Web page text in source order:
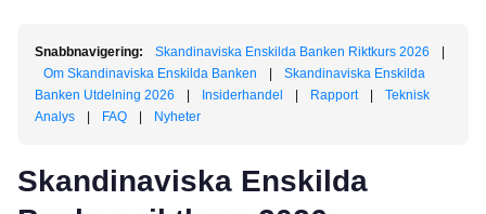
Snabbnavigering: Skandinaviska Enskilda Banken Riktkurs 2026
Om Skandinaviska Enskilda Banken
Skandinaviska Enskilda
Banken Utdelning 2026
Insiderhandel Rapport
Teknisk
Analys
FAQ Nyheter
Skandinaviska Enskilda